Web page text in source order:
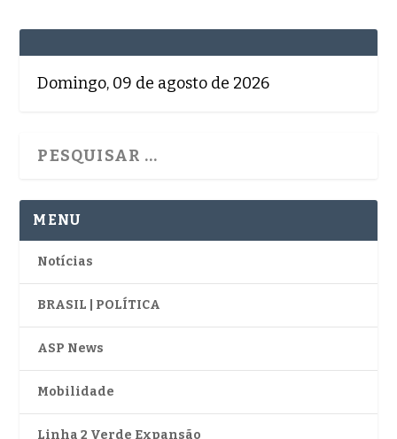
Domingo, 09 de agosto de 2026
MENU
Notícias
BRASIL | POLÍTICA
ASP News
Mobilidade
Linha 2 Verde Expansão